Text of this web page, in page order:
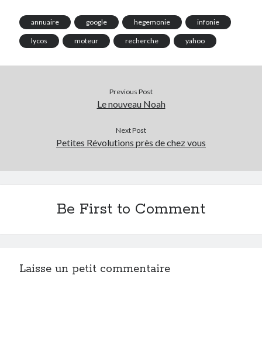
Lyon à Livre Ouvert
Mini-monsieur
Non classé
Sorties cuculturelles
Vidéos
annuaire google hegemonie infonie
lycos moteur recherche yahoo
Previous Post
Le nouveau Noah
Next Post
Petites Révolutions près de chez vous
Be First to Comment
Laisse un petit commentaire